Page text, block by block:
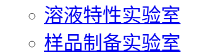
溶液特性实验室
样品制备实验室